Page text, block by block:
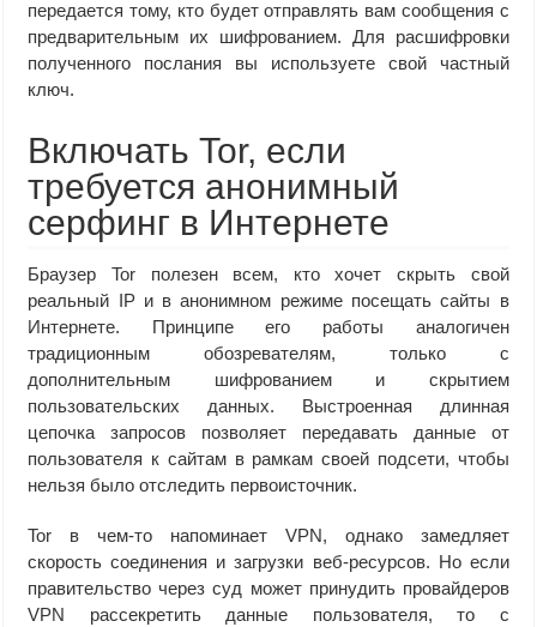
передается тому, кто будет отправлять вам сообщения с
предварительным их шифрованием. Для расшифровки
полученного послания вы используете свой частный
ключ.
Включать Tor, если
требуется анонимный
серфинг в Интернете
Браузер Tor полезен всем, кто хочет скрыть свой
реальный IP и в анонимном режиме посещать сайты в
Интернете. Принципе его работы аналогичен
традиционным обозревателям, только с
дополнительным шифрованием и скрытием
пользовательских данных. Выстроенная длинная
цепочка запросов позволяет передавать данные от
пользователя к сайтам в рамкам своей подсети, чтобы
нельзя было отследить первоисточник.
Tor в чем-то напоминает VPN, однако замедляет
скорость соединения и загрузки веб-ресурсов. Но если
правительство через суд может принудить провайдеров
VPN рассекретить данные пользователя, то с